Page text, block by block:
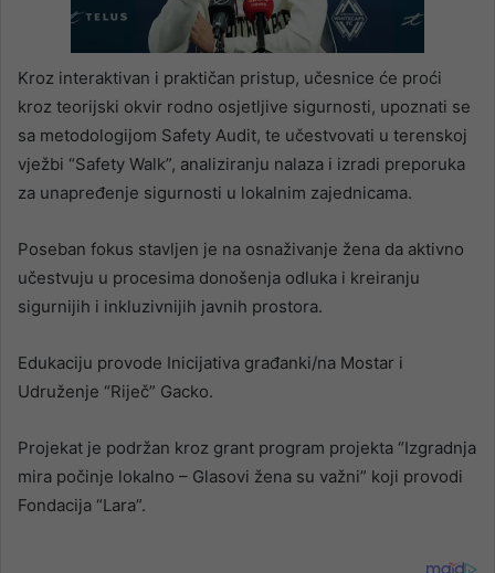
Kroz interaktivan i praktičan pristup, učesnice će proći
kroz teorijski okvir rodno osjetljive sigurnosti, upoznati se
sa metodologijom Safety Audit, te učestvovati u terenskoj
vježbi “Safety Walk”, analiziranju nalaza i izradi preporuka
za unapređenje sigurnosti u lokalnim zajednicama.
Poseban fokus stavljen je na osnaživanje žena da aktivno
učestvuju u procesima donošenja odluka i kreiranju
sigurnijih i inkluzivnijih javnih prostora.
Edukaciju provode Inicijativa građanki/na Mostar i
Udruženje “Riječ” Gacko.
Projekat je podržan kroz grant program projekta “Izgradnja
mira počinje lokalno – Glasovi žena su važni” koji provodi
Fondacija “Lara”.